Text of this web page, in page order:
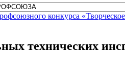
конкурса
технических